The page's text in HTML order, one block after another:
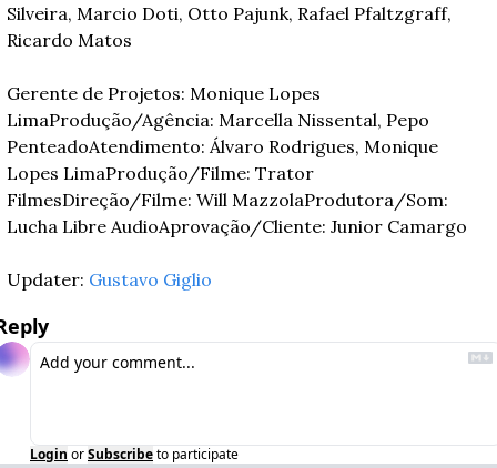
Silveira, Marcio Doti, Otto Pajunk, Rafael Pfaltzgraff,
Ricardo Matos
Gerente de Projetos: Monique Lopes
LimaProdução/Agência: Marcella Nissental, Pepo
PenteadoAtendimento: Álvaro Rodrigues, Monique
Lopes LimaProdução/Filme: Trator
FilmesDireção/Filme: Will MazzolaProdutora/Som:
Lucha Libre AudioAprovação/Cliente: Junior Camargo
Updater: Gustavo Giglio
Login orSubscribeto participate